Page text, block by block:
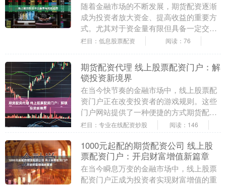
随着金融市场的不断发展，期货配资逐渐
成为投资者放大资金、提高收益的重要方
式。尤其对于资金量有限但具备一定交易
经验的投资者而言，线上期货配资平台提
栏目：低息股票配资 阅读：76
期货配资代理 线上股票配资门户：解
锁投资新境界
在当今快节奏的金融市场中，线上股票配
资门户正在改变投资者的游戏规则。这些
门户网站提供了一种便捷的方式期货配资
代理，让投资者利用杠杆来放大他们的投
栏目：专业在线配资炒股 阅读：146
1000元起配的期货配资公司 线上股
票配资门户：开启财富增值新篇章
在当今瞬息万变的金融市场中，线上股票
配资门户正成为投资者实现财富增值的重